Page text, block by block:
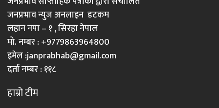
जनप्रभाव न्युज अनलाइन डटकम
लहान नपा – १ , सिरहा नेपाल
मो. नम्बर : +9779863964800
इमेल :janprabhab@gmail.com
दर्ता नम्बर : ११८
हाम्रो टीम